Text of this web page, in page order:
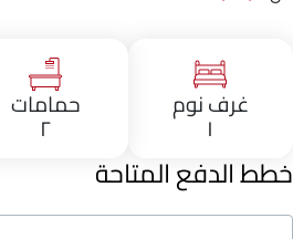
غرف نوم
١
حمامات
٢
خطط الدفع المتاحة